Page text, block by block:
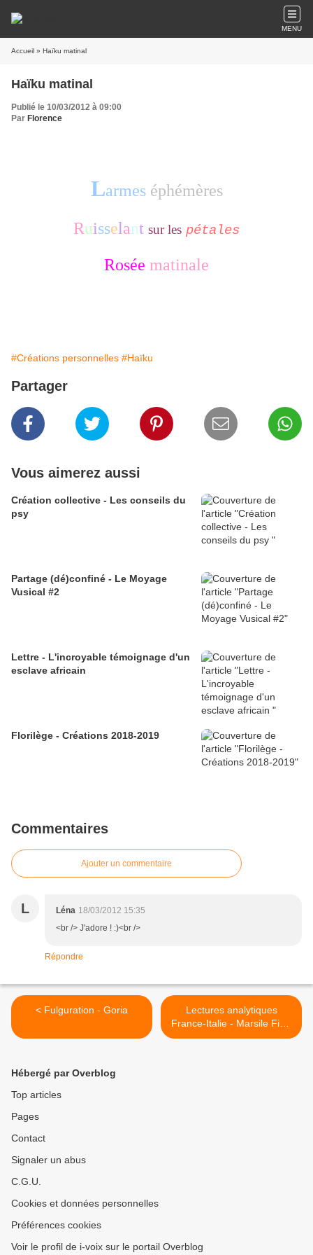
MENU
Accueil » Haïku matinal
Haïku matinal
Publié le 10/03/2012 à 09:00
Par Florence
Larmes éphémères
Ruisselant sur les pétales
Rosée matinale
#Créations personnelles #Haïku
Partager
Vous aimerez aussi
Création collective - Les conseils du
psy
Partage (dé)confiné - Le Moyage
Vusical #2
Lettre - L'incroyable témoignage d'un
esclave africain
Florilège - Créations 2018-2019
Commentaires
Ajouter un commentaire
L Léna 18/03/2012 15:35
<br /> J'adore ! :)<br />
Répondre
< Fulguration - Goria
Lectures analytiques
France-Italie - Marsile Ficin
>
Hébergé par Overblog
Top articles
Pages
Contact
Signaler un abus
C.G.U.
Cookies et données personnelles
Préférences cookies
Voir le profil de i-voix sur le portail Overblog